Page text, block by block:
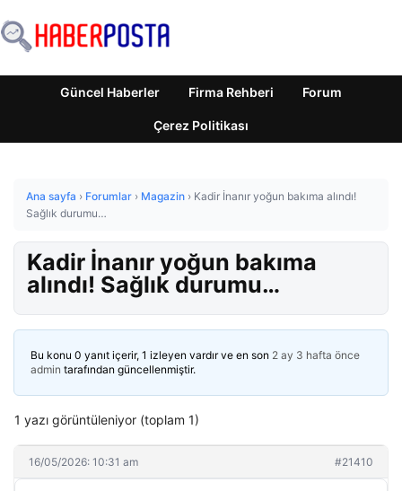
Güncel Haberler Firma Rehberi Forum
Çerez Politikası
Ana sayfa › Forumlar › Magazin › Kadir İnanır yoğun bakıma alındı!
Sağlık durumu…
Kadir İnanır yoğun bakıma
alındı! Sağlık durumu…
Bu konu 0 yanıt içerir, 1 izleyen vardır ve en son 2 ay 3 hafta önce
admin tarafından güncellenmiştir.
1 yazı görüntüleniyor (toplam 1)
16/05/2026: 10:31 am #21410